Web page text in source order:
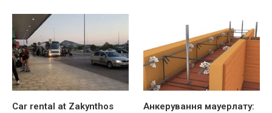
Car rental at Zakynthos
Анкерування мауерлату: